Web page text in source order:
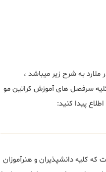
به شرح زیر میباشد ،
سرفصل های آموزش کراتین مو
پیدا کنید:
کلیه دانشپذیران و هنرآموزان